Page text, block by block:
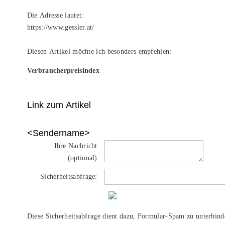
Die Adresse lautet:
https://www.gessler.at/
Diesen Artikel möchte ich besonders empfehlen:
Verbraucherpreisindex
Link zum Artikel
<Sendername>
Ihre Nachricht
(optional)
Sicherheitsabfrage:
Diese Sicherheitsabfrage dient dazu, Formular-Spam zu